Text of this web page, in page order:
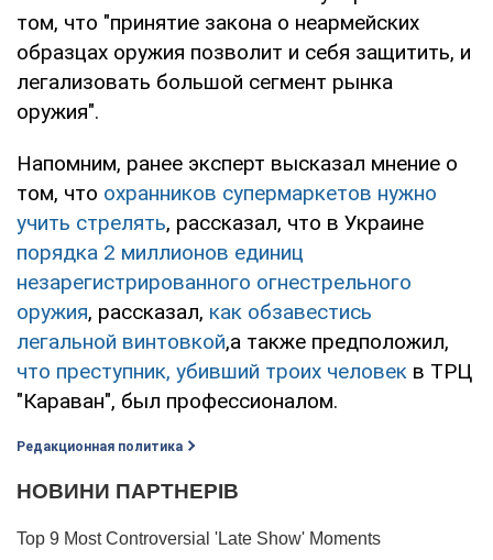
том, что "принятие закона о неармейских
образцах оружия позволит и себя защитить, и
легализовать большой сегмент рынка
оружия".
Напомним, ранее эксперт высказал мнение о
том, что охранников супермаркетов нужно
учить стрелять, рассказал, что в Украине
порядка 2 миллионов единиц
незарегистрированного огнестрельного
оружия, рассказал, как обзавестись
легальной винтовкой,а также предположил,
что преступник, убивший троих человек в ТРЦ
"Караван", был профессионалом.
Редакционная политика